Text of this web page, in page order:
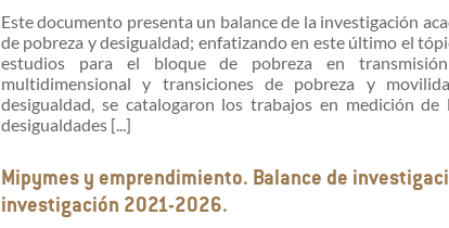
Este documento presenta un balance de la investigación
de pobreza y desigualdad; enfatizando en este último el
estudios para el bloque de pobreza en
multidimensional y transiciones de pobreza y
desigualdad, se catalogaron los trabajos en medición
desigualdades [...]
Mipymes y emprendimiento. Balance de
investigación 2021-2026.